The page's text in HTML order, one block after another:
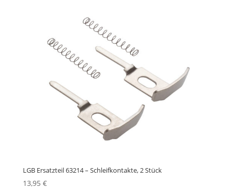
LGB Ersatzteil 63214 – Schleifkontakte, 2 Stück
13,95 €